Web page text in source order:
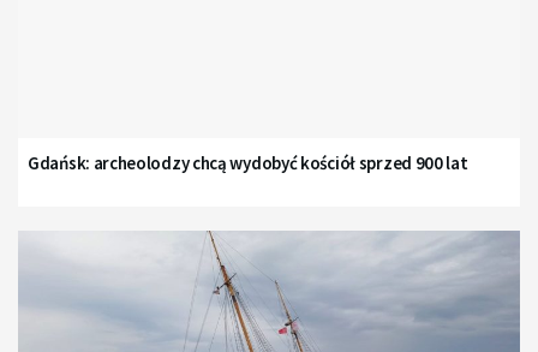
Gdańsk: archeolodzy chcą wydobyć kościół sprzed 900 lat